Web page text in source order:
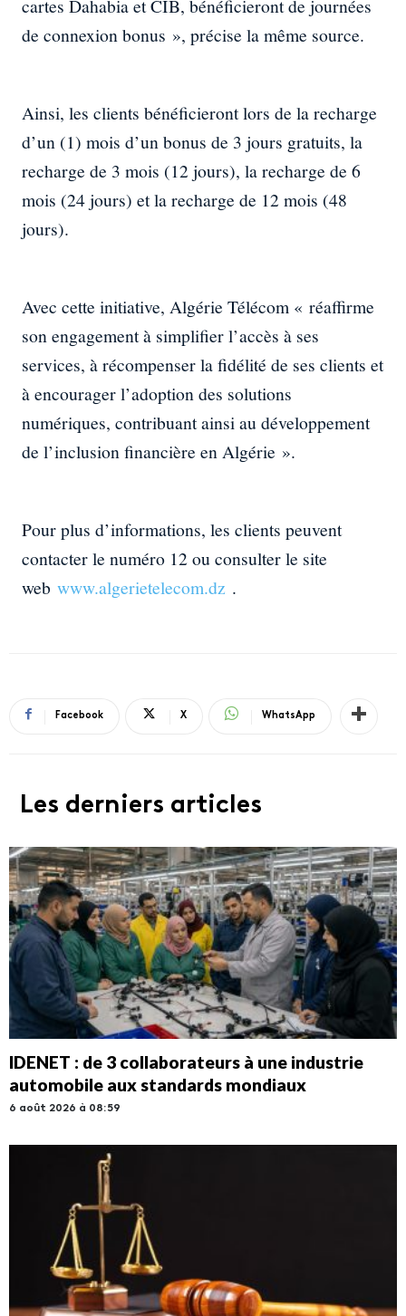
cartes Dahabia et CIB, bénéficieront de journées
de connexion bonus », précise la même source.
Ainsi, les clients bénéficieront lors de la recharge
d’un (1) mois d’un bonus de 3 jours gratuits, la
recharge de 3 mois (12 jours), la recharge de 6
mois (24 jours) et la recharge de 12 mois (48
jours).
Avec cette initiative, Algérie Télécom « réaffirme
son engagement à simplifier l’accès à ses
services, à récompenser la fidélité de ses clients et
à encourager l’adoption des solutions
numériques, contribuant ainsi au développement
de l’inclusion financière en Algérie ».
Pour plus d’informations, les clients peuvent
contacter le numéro 12 ou consulter le site
web www.algerietelecom.dz .
Facebook X WhatsApp
Les derniers articles
IDENET : de 3 collaborateurs à une industrie
automobile aux standards mondiaux
6 août 2026 à 08:59